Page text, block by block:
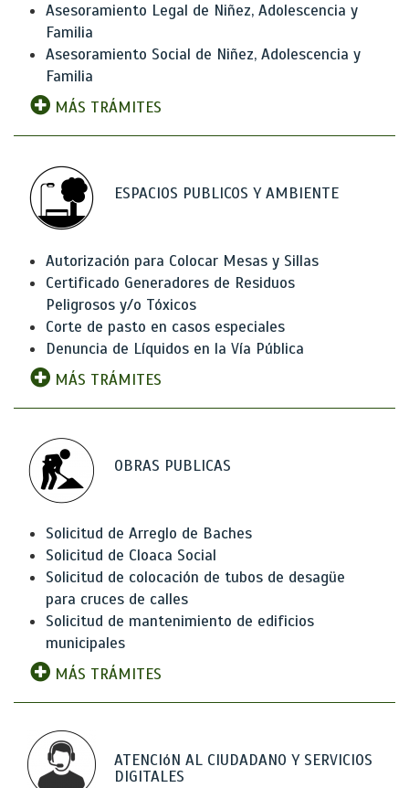
Asesoramiento Legal de Niñez, Adolescencia y
Familia
Asesoramiento Social de Niñez, Adolescencia y
Familia
MÁS TRÁMITES
ESPACIOS PUBLICOS Y AMBIENTE
Autorización para Colocar Mesas y Sillas
Certificado Generadores de Residuos
Peligrosos y/o Tóxicos
Corte de pasto en casos especiales
Denuncia de Líquidos en la Vía Pública
MÁS TRÁMITES
OBRAS PUBLICAS
Solicitud de Arreglo de Baches
Solicitud de Cloaca Social
Solicitud de colocación de tubos de desagüe
para cruces de calles
Solicitud de mantenimiento de edificios
municipales
MÁS TRÁMITES
ATENCIóN AL CIUDADANO Y SERVICIOS
DIGITALES